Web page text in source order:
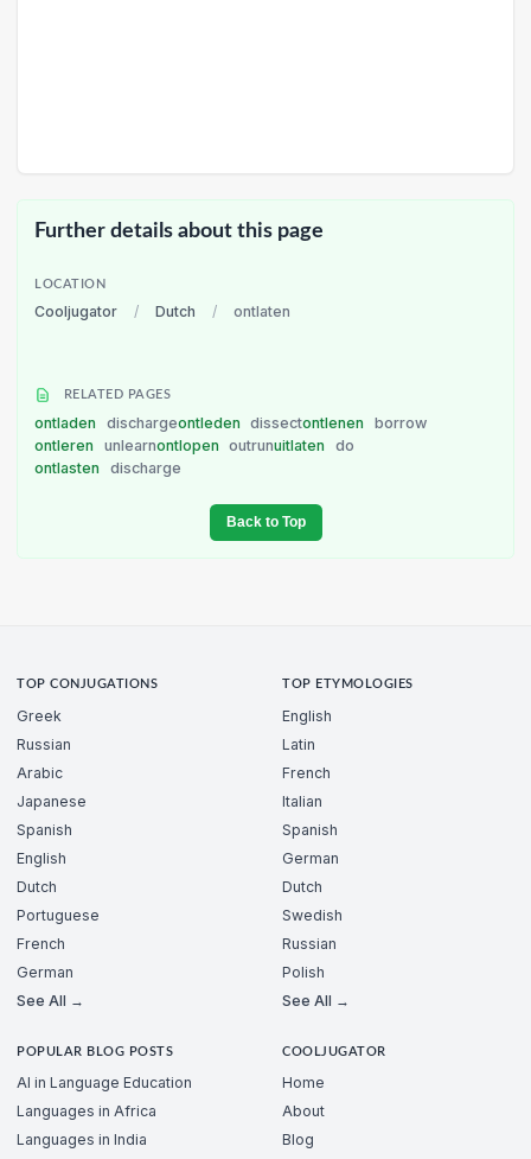
Further details about this page
LOCATION
Cooljugator / Dutch / ontlaten
RELATED PAGES
ontladen dischargeontleden dissectontlenen
borrow
ontleren
unlearnontlopen outrunuitlaten
do
ontlasten
discharge
Back to Top
TOP CONJUGATIONS
Greek
Russian
Arabic
Japanese
Spanish
English
Dutch
Portuguese
French
German
See All →
TOP ETYMOLOGIES
English
Latin
French
Italian
Spanish
German
Dutch
Swedish
Russian
Polish
See All →
POPULAR BLOG POSTS
AI in Language Education
Languages in Africa
Languages in India
COOLJUGATOR
Home
About
Blog